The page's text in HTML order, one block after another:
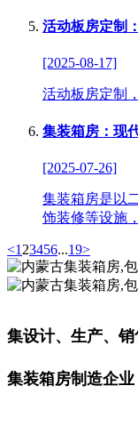
活动板房定制
[2025-08-17]
活动板房定制
集装箱房：现
[2025-07-26]
集装箱房是以
饰装修等设施
<1 23456...19>
集设计、生产、
集装箱房制造企业